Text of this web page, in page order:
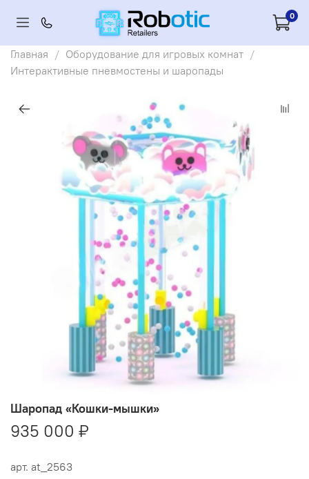
0
Главная
Оборудование для игровых комнат
Интерактивные пневмостены и шаропады
арт. at_2563
Шаропад «Кошки-мышки»
935 000 ₽